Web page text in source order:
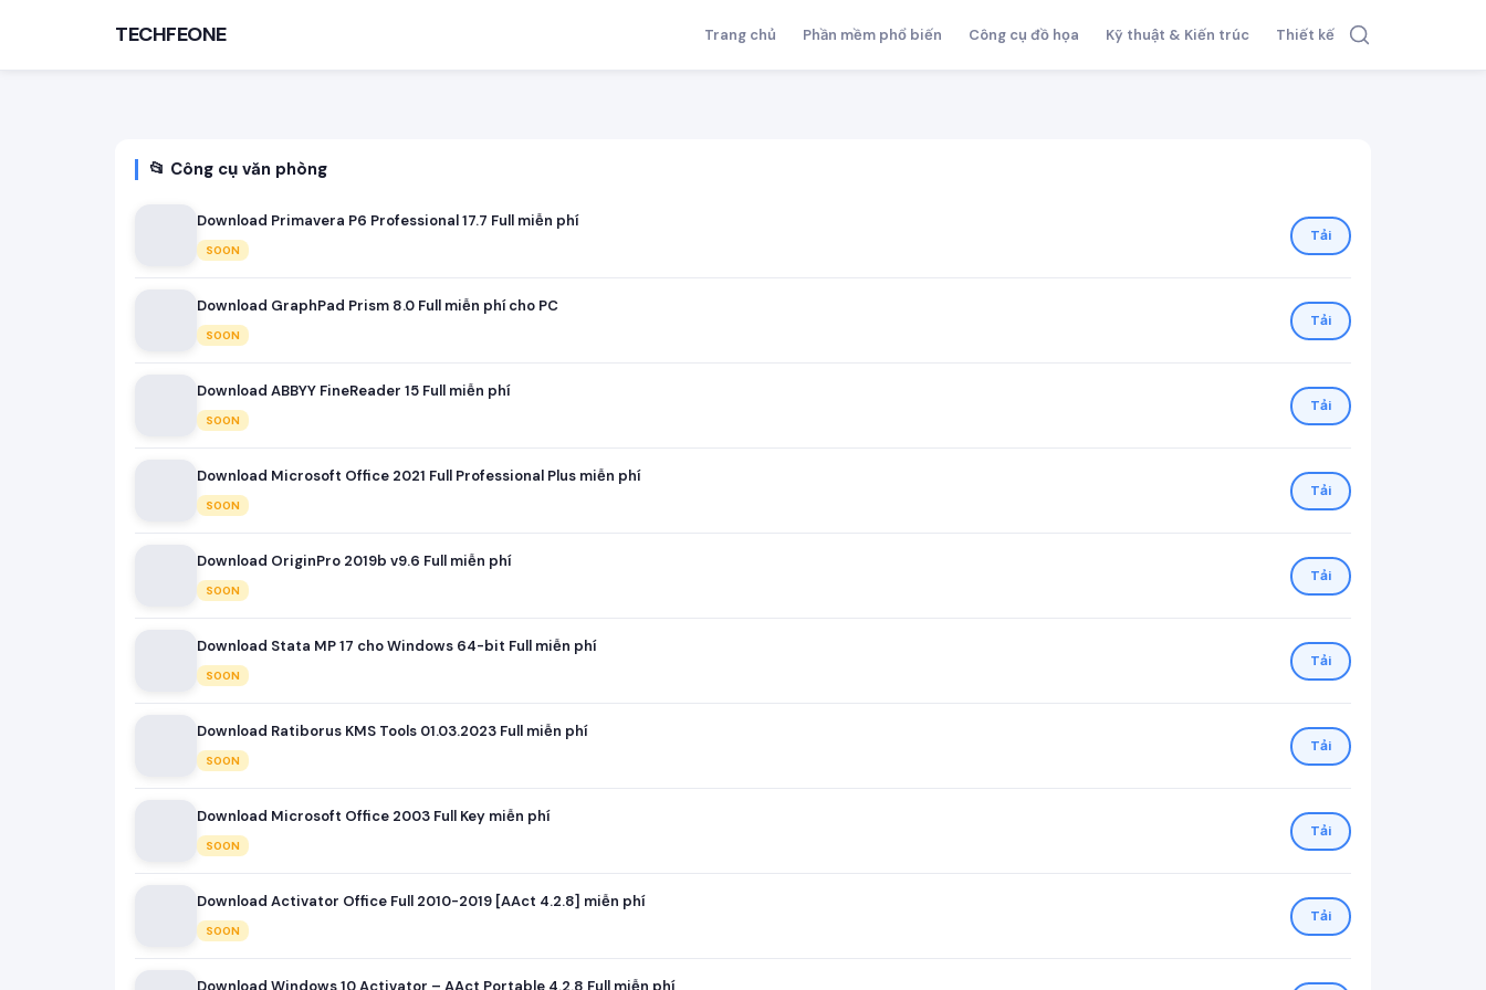
Game offline
TECHFEONE Trang chủ Phần mềm phổ biến Công cụ đồ họa Kỹ thuật & Kiến trúc Thiết kế
📂 Công cụ văn phòng
Download Primavera P6 Professional 17.7 Full miễn phí
SOON
Tải
Download GraphPad Prism 8.0 Full miễn phí cho PC
SOON
Tải
Download ABBYY FineReader 15 Full miễn phí
SOON
Tải
Download Microsoft Office 2021 Full Professional Plus miễn phí
SOON
Tải
Download OriginPro 2019b v9.6 Full miễn phí
SOON
Tải
Download Stata MP 17 cho Windows 64-bit Full miễn phí
SOON
Tải
Download Ratiborus KMS Tools 01.03.2023 Full miễn phí
SOON
Tải
Download Microsoft Office 2003 Full Key miễn phí
SOON
Tải
Download Activator Office Full 2010-2019 [AAct 4.2.8] miễn phí
SOON
Tải
Download Windows 10 Activator – AAct Portable 4.2.8 Full miễn phí